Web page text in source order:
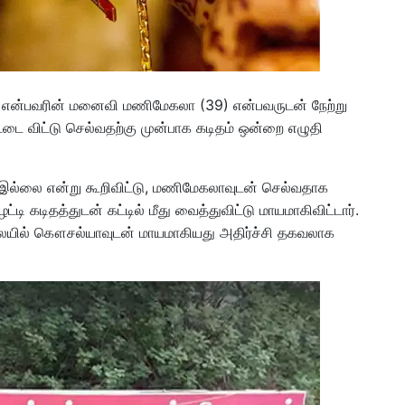
மனைவி மணிமேகலா (39) என்பவருடன் நேற்று
விட்டு செல்வதற்கு முன்பாக கடிதம் ஒன்றை எழுதி
என்று கூறிவிட்டு, மணிமேகலாவுடன் செல்வதாக
கடிதத்துடன் கட்டில் மீது வைத்துவிட்டு மாயமாகிவிட்டார்.
கௌசல்யாவுடன் மாயமாகியது அதிர்ச்சி தகவலாக